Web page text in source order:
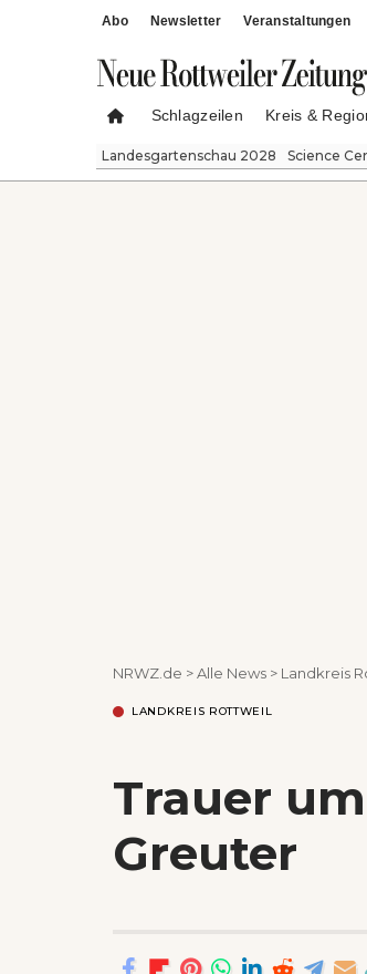
Abo Newsletter Veranstaltungen
Schlagzeilen Kreis &
Landesgartenschau 2028 Science
NRWZ.de >Alle News > Landkreis
LANDKREIS ROTTWEIL
Trauer
Greuter